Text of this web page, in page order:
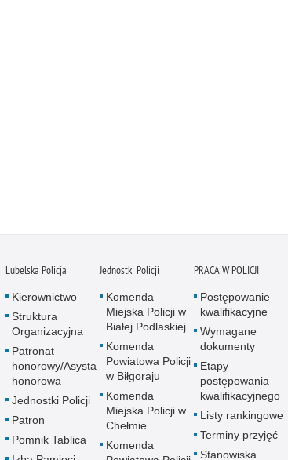
Lubelska Policja
Kierownictwo
Struktura
Organizacyjna
Patronat
honorowy/Asysta
honorowa
Jednostki Policji
Patron
Pomnik Tablica
Jednostki Policji
Komenda
Miejska Policji w
Białej Podlaskiej
Komenda
Powiatowa Policji
w Biłgoraju
Komenda
Miejska Policji w
Chełmie
Komenda
PRACA W POLICJI
Postępowanie
kwalifikacyjne
Wymagane
dokumenty
Etapy
postępowania
kwalifikacyjnego
Listy rankingowe
Terminy przyjęć
Stanowiska